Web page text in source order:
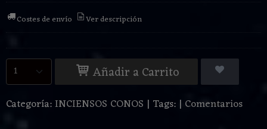
Costes de envío Ver descripción
Añadir a Carrito
Categoría:INCIENSOS CONOS | Tags: | Comentarios